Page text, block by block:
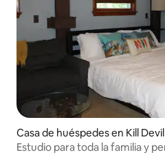
Casa de huéspedes en Kill
Estudio para toda la familia y